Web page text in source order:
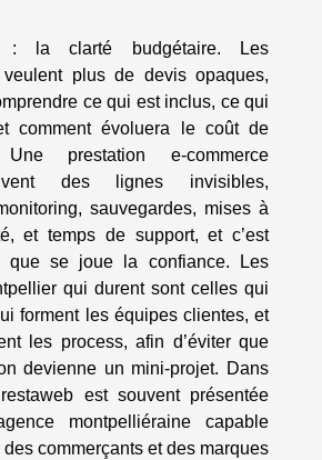
: la clarté budgétaire. Les
plus de devis opaques,
ce qui est inclus, ce qui
comment évoluera le coût de
Une prestation e-commerce
des lignes invisibles,
sauvegardes, mises à
et temps de support, et c’est
que se joue la confiance. Les
qui durent sont celles qui
forment les équipes clientes, et
les process, afin d’éviter que
devienne un mini-projet. Dans
est souvent présentée
montpelliéraine capable
des commerçants et des marques